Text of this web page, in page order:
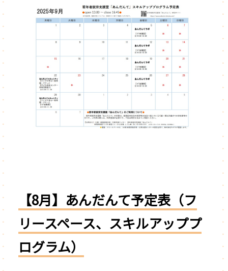
【8月】あんだんて予定表（フ
リースペース、スキルアッププ
ログラム）